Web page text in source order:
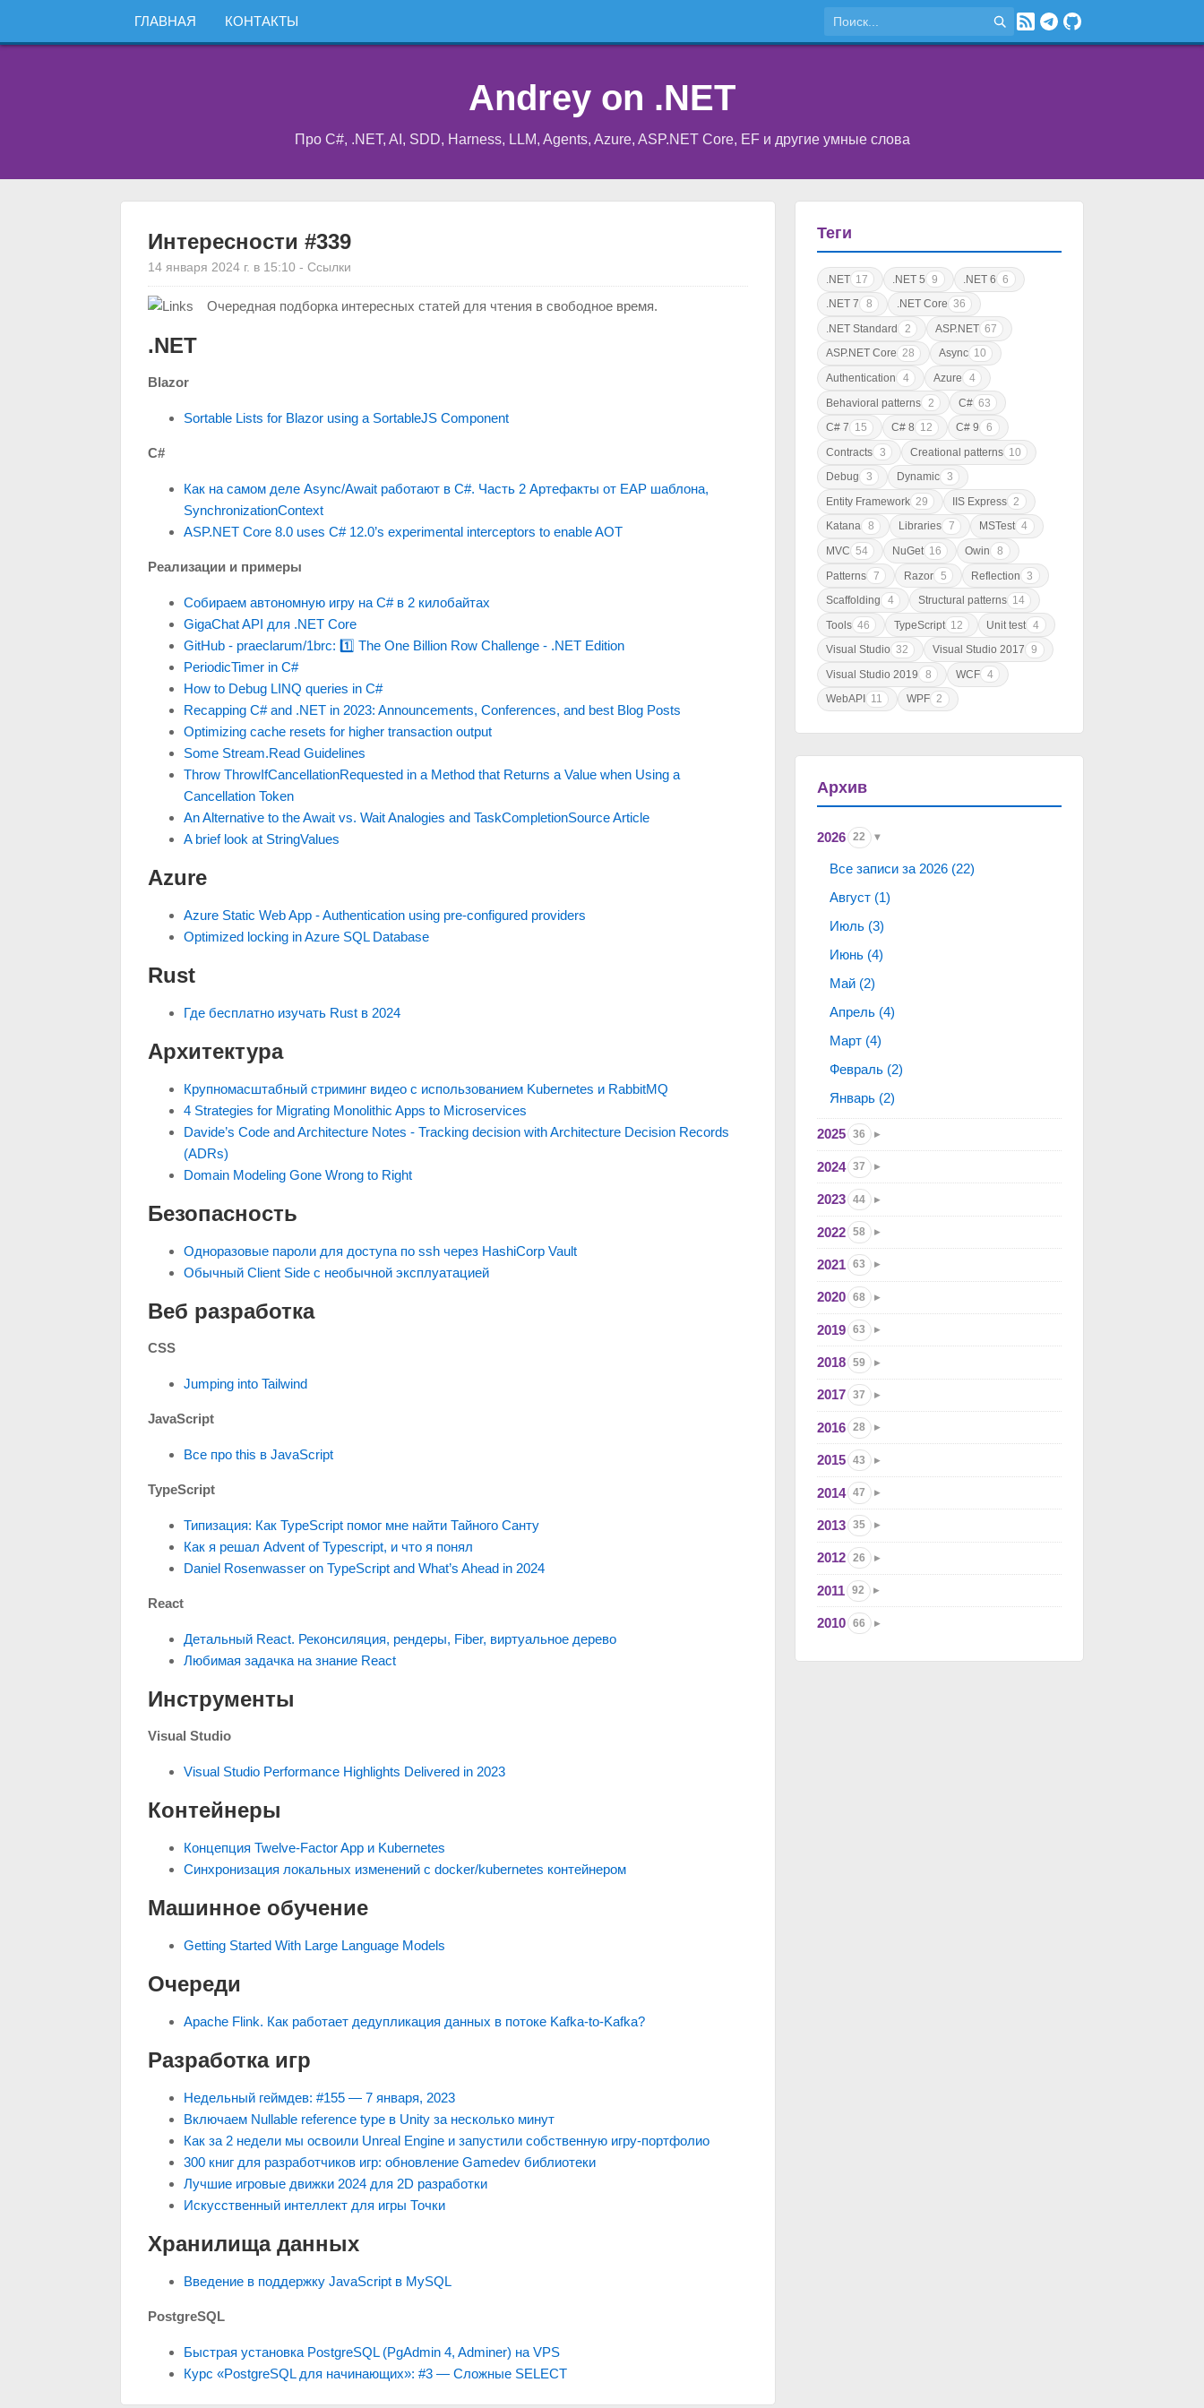
ГЛАВНАЯ КОНТАКТЫ
Andrey on .NET
Про C#, .NET, AI, SDD, Harness, LLM, Agents, Azure, ASP.NET Core, EF и другие умные слова
Интересности #339
14 января 2024 г. в 15:10 - Ссылки
Очередная подборка интересных статей для чтения в свободное время.
.NET
Blazor
Sortable Lists for Blazor using a SortableJS Component
C#
Как на самом деле Async/Await работают в C#. Часть 2 Артефакты от EAP шаблона,
SynchronizationContext
ASP.NET Core 8.0 uses C# 12.0’s experimental interceptors to enable AOT
Реализации и примеры
Собираем автономную игру на C# в 2 килобайтах
GigaChat API для .NET Core
GitHub - praeclarum/1brc: 1️⃣️ The One Billion Row Challenge - .NET Edition
PeriodicTimer in C#
How to Debug LINQ queries in C#
Recapping C# and .NET in 2023: Announcements, Conferences, and best Blog Posts
Optimizing cache resets for higher transaction output
Some Stream.Read Guidelines
Throw ThrowIfCancellationRequested in a Method that Returns a Value when Using a
Cancellation Token
An Alternative to the Await vs. Wait Analogies and TaskCompletionSource Article
A brief look at StringValues
Azure
Azure Static Web App - Authentication using pre-configured providers
Optimized locking in Azure SQL Database
Rust
Где бесплатно изучать Rust в 2024
Архитектура
Крупномасштабный стриминг видео с использованием Kubernetes и RabbitMQ
4 Strategies for Migrating Monolithic Apps to Microservices
Davide’s Code and Architecture Notes - Tracking decision with Architecture Decision Records
(ADRs)
Domain Modeling Gone Wrong to Right
Безопасность
Одноразовые пароли для доступа по ssh через HashiCorp Vault
Обычный Client Side с необычной эксплуатацией
Веб разработка
CSS
Jumping into Tailwind
JavaScript
Все про this в JavaScript
TypeScript
Типизация: Как TypeScript помог мне найти Тайного Санту
Как я решал Advent of Typescript, и что я понял
Daniel Rosenwasser on TypeScript and What’s Ahead in 2024
React
Детальный React. Реконсиляция, рендеры, Fiber, виртуальное дерево
Любимая задачка на знание React
Инструменты
Visual Studio
Visual Studio Performance Highlights Delivered in 2023
Контейнеры
Концепция Twelve-Factor App и Kubernetes
Синхронизация локальных изменений с docker/kubernetes контейнером
Машинное обучение
Getting Started With Large Language Models
Очереди
Apache Flink. Как работает дедупликация данных в потоке Kafka-to-Kafka?
Разработка игр
Недельный геймдев: #155 — 7 января, 2023
Включаем Nullable reference type в Unity за несколько минут
Как за 2 недели мы освоили Unreal Engine и запустили собственную игру-портфолио
300 книг для разработчиков игр: обновление Gamedev библиотеки
Лучшие игровые движки 2024 для 2D разработки
Искусственный интеллект для игры Точки
Хранилища данных
Введение в поддержку JavaScript в MySQL
PostgreSQL
Быстрая установка PostgreSQL (PgAdmin 4, Adminer) на VPS
Курс «PostgreSQL для начинающих»: #3 — Сложные SELECT
Теги
.NET 17 .NET 5 9 .NET 6 6
.NET 7
8 .NET Core 36
.NET Standard
2 ASP.NET 67
ASP.NET Core 28 Async 10
Authentication
4 Azure
4
Behavioral patterns
2 C# 63
C# 7 15 C# 8 12 C# 9
6
Contracts 3 Creational patterns 10
Debug
3 Dynamic 3
Entity Framework 29 IIS Express 2
Katana 8 Libraries 7 MSTest 4
MVC 54 NuGet 16 Owin
8
Patterns 7 Razor 5 Reflection
3
Scaffolding
4 Structural patterns 14
Tools 46 TypeScript 12 Unit test 4
Visual Studio 32 Visual Studio 2017 9
Visual Studio 2019
8 WCF 4
WebAPI
11 WPF 2
Архив
2026 22
Все записи за 2026 (22)
Август (1)
Июль (3)
Июнь (4)
Май (2)
Апрель (4)
Март (4)
Февраль (2)
Январь (2)
2025 36
2024 37
2023 44
2022 58
2021 63
2020 68
2019 63
2018 59
2017 37
2016 28
2015 43
2014 47
2013 35
2012 26
2011 92
2010 66